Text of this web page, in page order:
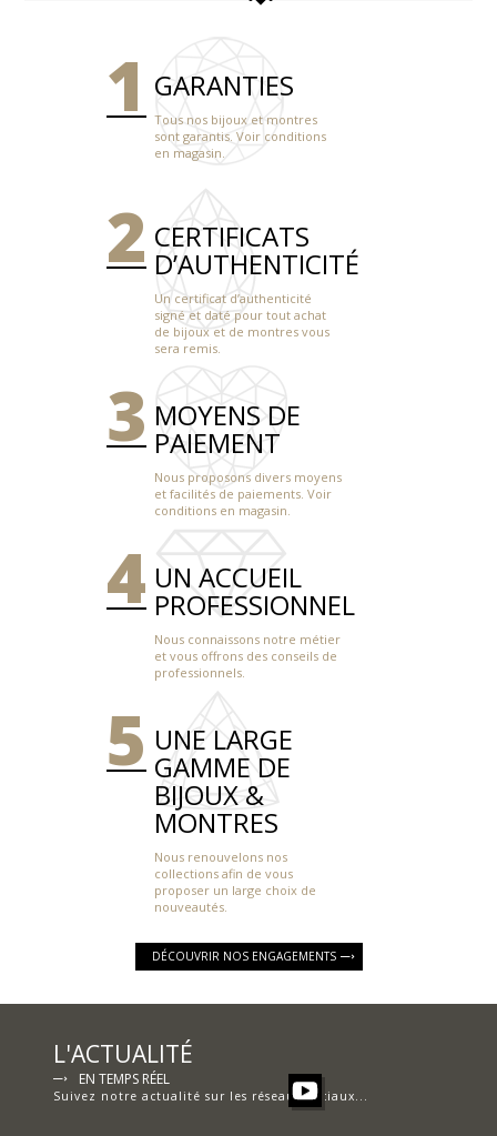
GARANTIES
Tous nos bijoux et montres
sont garantis. Voir conditions
en magasin.
CERTIFICATS
D’AUTHENTICITÉ
Un certificat d’authenticité
signé et daté pour tout achat
de bijoux et de montres vous
sera remis.
MOYENS DE
PAIEMENT
Nous proposons divers moyens
et facilités de paiements. Voir
conditions en magasin.
UN ACCUEIL
PROFESSIONNEL
Nous connaissons notre métier
et vous offrons des conseils de
professionnels.
UNE LARGE
GAMME DE
BIJOUX &
MONTRES
Nous renouvelons nos
collections afin de vous
proposer un large choix de
nouveautés.
DÉCOUVRIR NOS ENGAGEMENTS
L'ACTUALITÉ
EN TEMPS RÉEL
Suivez notre actualité sur les réseaux sociaux...